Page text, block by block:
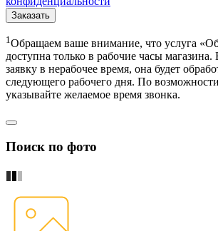
Заказать
1Обращаем ваше внимание, что услуга
доступна только в рабочие часы
заявку в нерабочее время, она будет
следующего рабочего дня. По
указывайте желаемое время звонка.
Поиск по фото